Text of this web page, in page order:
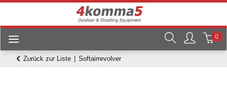
0
Zurück zur Liste Softairrevolver